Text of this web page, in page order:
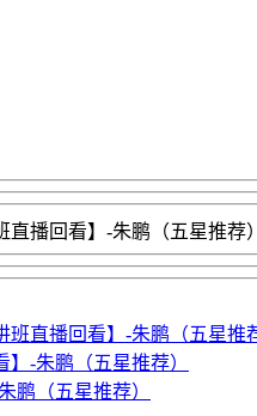
播回看】-朱鹏（五星推荐）